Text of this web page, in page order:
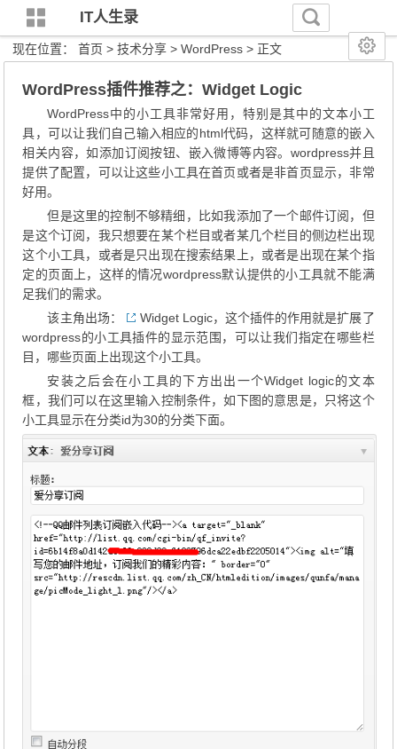
IT人生录
现在位置：首页 >技术分享 >WordPress > 正文
WordPress插件推荐之：Widget Logic
WordPress中的小工具非常好用，特别是其中的文本小工
具，可以让我们自己输入相应的html代码，这样就可随意的嵌入
相关内容，如添加订阅按钮、嵌入微博等内容。wordpress并且
提供了配置，可以让这些小工具在首页或者是非首页显示，非常
好用。
但是这里的控制不够精细，比如我添加了一个邮件订阅，但
是这个订阅，我只想要在某个栏目或者某几个栏目的侧边栏出现
这个小工具，或者是只出现在搜索结果上，或者是出现在某个指
定的页面上，这样的情况wordpress默认提供的小工具就不能满
足我们的需求。
该主角出场：
Widget Logic，这个插件的作用就是扩展了
wordpress的小工具插件的显示范围，可以让我们指定在哪些栏
目，哪些页面上出现这个小工具。
安装之后会在小工具的下方出出一个Widget logic的文本
框，我们可以在这里输入控制条件，如下图的意思是，只将这个
小工具显示在分类id为30的分类下面。